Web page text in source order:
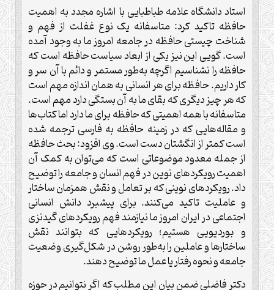
استاد دانشگاه علامه طباطبایی با اشاره مجدد به اهمیت
حافظه تاکید کرد: متاسفانه یک نوع غفلت از فهم و
شناخت چیستی حافظه در جامعه امروز ما به وجود آمده
است. گویی این نیز یکی از ابعاد سیاست حافظه است که
حافظه را نشناسیم اگرچه به‌طور مستمر و دائم با آن سر و
کار داریم. حافظه برای هر انسانی به همان اندازه مهم است
که هر چیز دیگری که بقای ما به آن بستگی دارد مهم است.
متاسفانه با همه اهمیتی که حافظه برای ما دارد اما کتاب‌ها
و مقاله‌هایی که در زمینه حافظه به فارسی ترجمه شده
است کمتر از انگشتان دست است. وی افزود: بحث حافظه
از جمله معدود موضوعاتی است که می‌توان به کمک آن
اهمیت رویکردهای نوین در فهم انسان و جامعه را توضیح
داد. رویکردهای نوینی که بر تعامل و نقش همزمان ساختار
و عاملیت تاکید می‌کنند. برای پیشبرد دانش انسانی
اجتماعی در ایران امروز ما نیازمند فهم رویکردهای گیدنزی
و بوردیویی هستیم؛ رویکردهایی که بتوانند نقش
ساختارها و عاملین را به‌طور روشن در شکل‌گیری وضعیت
جامعه و نحوه رفتار یا عمل ما توضیح دهند.
دکتر فاضلی ضمن بیان این مطلب که اگر نتوانیم در حوزه